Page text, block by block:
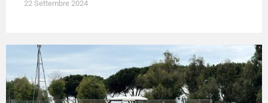
22 Settembre 2024